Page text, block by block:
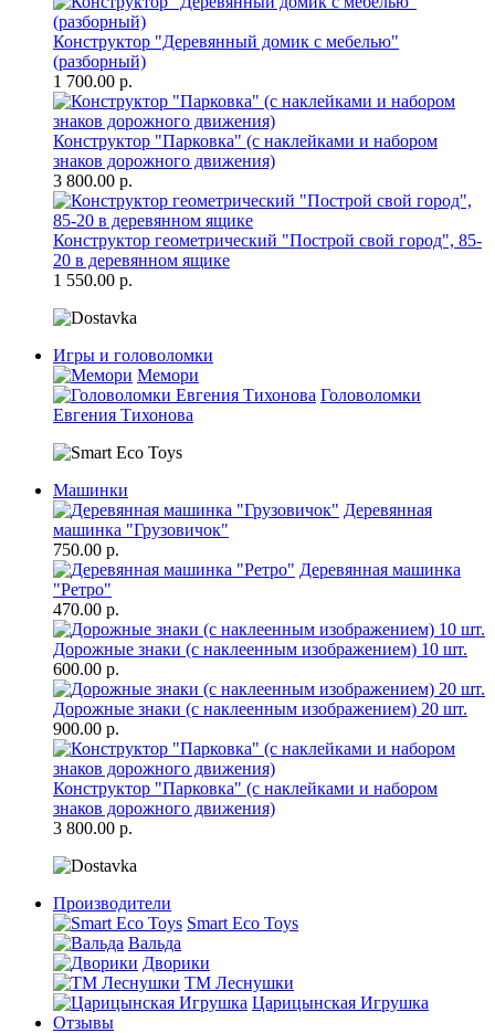
Конструктор "Деревянный домик с мебелью"
(разборный)
1 700.00 р.
Конструктор "Парковка" (с наклейками и набором
знаков дорожного движения)
3 800.00 р.
Конструктор геометрический "Построй свой город", 85-
20 в деревянном ящике
1 550.00 р.
Игры и головоломки
Мемори
Головоломки
Евгения Тихонова
Машинки
Деревянная
машинка "Грузовичок"
750.00 р.
Деревянная машинка
"Ретро"
470.00 р.
Дорожные знаки (с наклеенным изображением) 10 шт.
600.00 р.
Дорожные знаки (с наклеенным изображением) 20 шт.
900.00 р.
Конструктор "Парковка" (с наклейками и набором
знаков дорожного движения)
3 800.00 р.
Производители
Smart Eco Toys
Вальда
Дворики
ТМ Леснушки
Царицынская Игрушка
Отзывы